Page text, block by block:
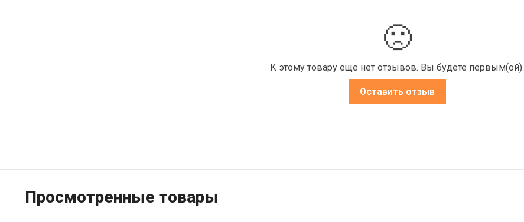
🙁
К этому товару еще нет отзывов. Вы будете первым(ой).
Оставить отзыв
Просмотренные товары